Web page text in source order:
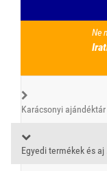
Ne
Karácsonyi
Egyedi termékek és